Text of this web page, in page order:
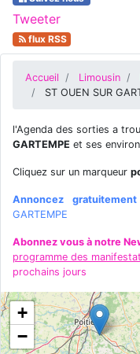
Tweeter
flux RSS
Accueil Limousin
ST OUEN SUR
l'Agenda des sorties a
GARTEMPE et ses
Cliquez sur un marqueur
Annoncez gratuitement
GARTEMPE
Abonnez vous à notre
programme des
prochains jours
+
−